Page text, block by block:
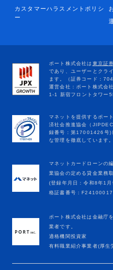
カスタマーハラスメントポリシ
ー
マネットカードローンの
業協会の定める貸金業務
(登録年月日：令和8年1
格証書番号：
ポート株式会社は金融庁
業者です。
適格機関投資家
有料職業紹介事業者(厚